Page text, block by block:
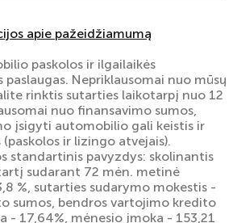
apie pažeidžiamumą
paskolos ir ilgailaikės
Nepriklausomai nuo mūsų
rinktis sutarties laikotarpį nuo 12
nuo finansavimo sumos,
įsigyti automobilio gali keistis ir
ir lizingo atvejais).
standartinis pavyzdys: skolinantis
sudarant 72 mėn. metinė
%, sutarties sudarymo mokestis -
sumos, bendros vartojimo kredito
- 17,64%, mėnesio įmoka - 153,21